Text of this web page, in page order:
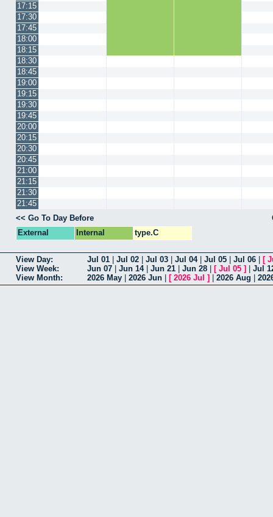
17:15
17:30
17:45
18:00
18:15
18:30
18:45
19:00
19:15
19:30
19:45
20:00
20:15
20:30
20:45
21:00
21:15
21:30
21:45
<< Go To Day Before
External
Internal type.C
View Day: Jul 01 Jul 02 Jul 03 Jul 04| Jul 05 Jul 06 [
View Week:
Jun 07 Jun 14| Jun 21 Jun 28 [ Jul 05 ]
Jul
View Month:
2026 May 2026 Jun [ 2026 Jul ] 2026 Aug